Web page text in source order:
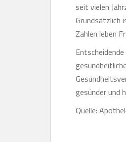
seit vielen
Grundsätzlich
Zahlen leben
gesünder und
Quelle: